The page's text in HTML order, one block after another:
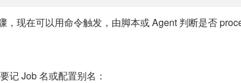
，现在可以用命令触发，由脚本或 Agent 判断是否
记 Job 名或配置别名：